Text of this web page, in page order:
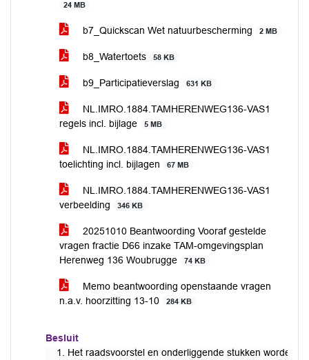
24 MB
b7_Quickscan Wet natuurbescherming 2 MB
b8_Watertoets 58 KB
b9_Participatieverslag 631 KB
NL.IMRO.1884.TAMHERENWEG136-VAS1
regels incl. bijlage
5 MB
NL.IMRO.1884.TAMHERENWEG136-VAS1
toelichting incl. bijlagen
67 MB
NL.IMRO.1884.TAMHERENWEG136-VAS1
verbeelding
346 KB
20251010 Beantwoording Vooraf gestelde
vragen fractie D66 inzake TAM-omgevingsplan
Herenweg 136 Woubrugge
74 KB
Memo beantwoording openstaande vragen
n.a.v. hoorzitting 13-10
284 KB
Besluit
Het raadsvoorstel en onderliggende stukken worden